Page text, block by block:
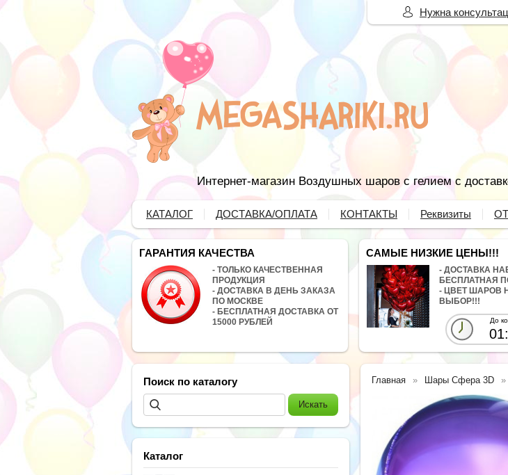
Интернет-магазин Воздушных шаров с гелием с
КАТАЛОГ ДОСТАВКА/ОПЛАТА КОНТАКТЫ Реквизиты
ГАРАНТИЯ КАЧЕСТВА
- ТОЛЬКО КАЧЕСТВЕННАЯ
ПРОДУКЦИЯ
- ДОСТАВКА В ДЕНЬ ЗАКАЗА
ПО МОСКВЕ
- БЕСПЛАТНАЯ ДОСТАВКА ОТ
15000 РУБЛЕЙ
САМЫЕ НИЗКИЕ ЦЕНЫ!!!
- ДОСТАВКА
БЕСПЛАТНАЯ
- ЦВЕТ ШАРОВ
ВЫБОР!!!
До
Поиск по каталогу
Каталог
Главная Шары Сфера 3D
Нужна